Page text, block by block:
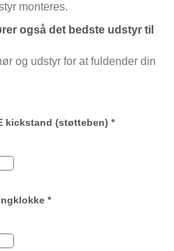
monteres.
også det bedste udstyr til
og udstyr for at fuldender din
kickstand (støtteben) *
*